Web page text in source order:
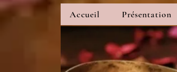
Accueil Présentation